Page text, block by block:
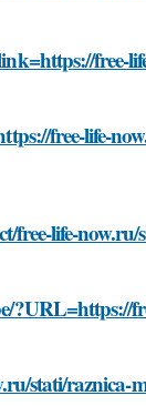
free-
free-life-
free-life-
?URL=https://
stati/raznica-